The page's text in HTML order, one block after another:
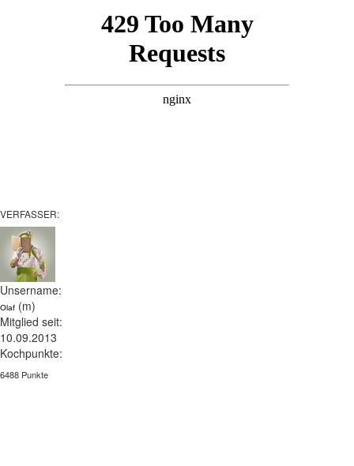
VERFASSER:
Unsername:
Olaf (m)
Mitglied seit:
10.09.2013
Kochpunkte:
6488 Punkte